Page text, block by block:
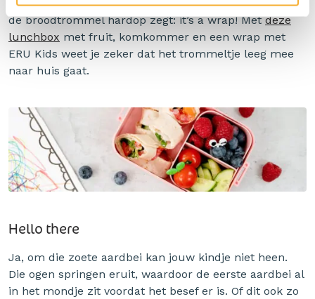
Wij hopen (voor jou) dat jouw kind na het finishen van
de broodtrommel hardop zegt: it’s a wrap! Metdeze
lunchbox met fruit, komkommer en een wrap met
ERU Kids weet je zeker dat het trommeltje leeg mee
naar huis gaat.
Hello there
Ja, om die zoete aardbei kan jouw kindje niet heen.
Die ogen springen eruit, waardoor de eerste aardbei al
in het mondje zit voordat het besef er is. Of dit ook zo